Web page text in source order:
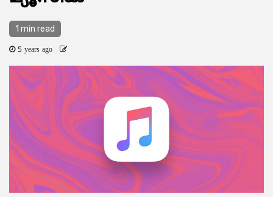
1 min read
5 years ago